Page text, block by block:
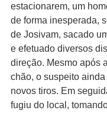
estacionarem, um
de forma inesperada,
de Josivam, sacado
e efetuado diversos
direção. Mesmo após
chão, o suspeito
novos tiros. Em
fugiu do local,